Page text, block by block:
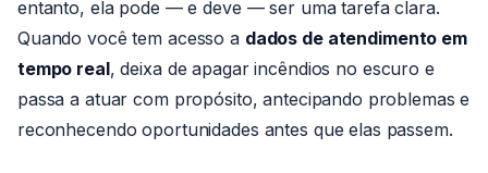
entanto, ela pode — e deve — ser uma tarefa clara.
Quando você tem acesso a dados de atendimento em
tempo real, deixa de apagar incêndios no escuro e
passa a atuar com propósito, antecipando problemas e
reconhecendo oportunidades antes que elas passem.